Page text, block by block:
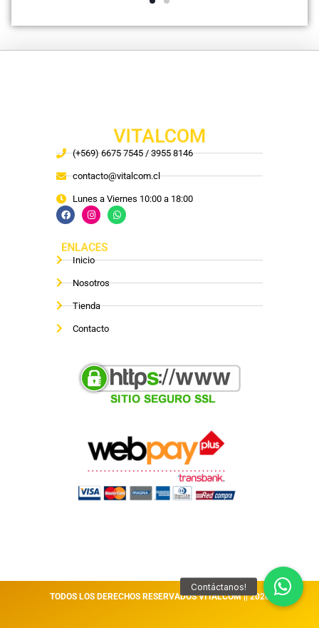
VITALCOM
(+569) 6675 7545 / 3955 8146
contacto@vitalcom.cl
Lunes a Viernes 10:00 a 18:00
ENLACES
Inicio
Nosotros
Tienda
Contacto
TODOS LOS DERECHOS RESERVADOS VITALCOM || 2026